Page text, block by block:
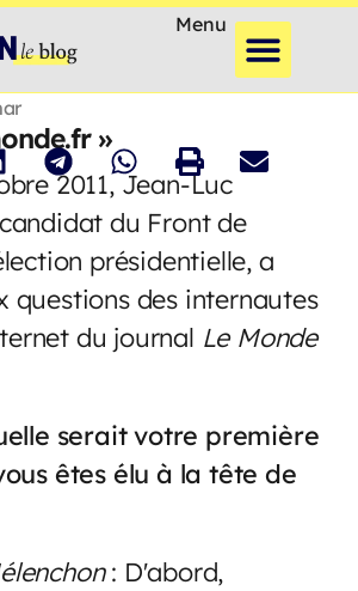
Menu
»
2011, Jean-Luc
du Front de
présidentielle, a
questions des internautes
du journal Le Monde
serait votre première
êtes élu à la tête de
: D'abord,